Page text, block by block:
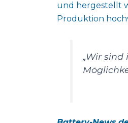
und hergestellt
Produktion
„Wir